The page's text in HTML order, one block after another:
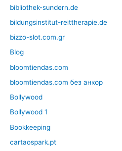
bibliothek-sundern.de
bildungsinstitut-reittherapie.de
bizzo-slot.com.gr
Blog
bloomtiendas.com
bloomtiendas.com без анкор
Bollywood
Bollywood 1
Bookkeeping
cartaospark.pt